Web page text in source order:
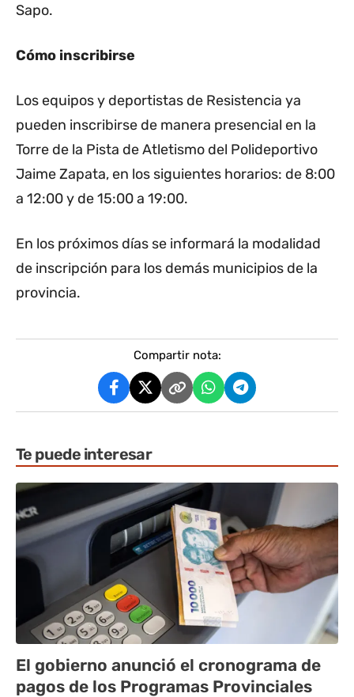
Sapo.
Cómo inscribirse
Los equipos y deportistas de Resistencia ya
pueden inscribirse de manera presencial en la
Torre de la Pista de Atletismo del Polideportivo
Jaime Zapata, en los siguientes horarios: de 8:00
a 12:00 y de 15:00 a 19:00.
En los próximos días se informará la modalidad
de inscripción para los demás municipios de la
provincia.
Compartir nota:
Te puede interesar
El gobierno anunció el cronograma de
pagos de los Programas Provinciales